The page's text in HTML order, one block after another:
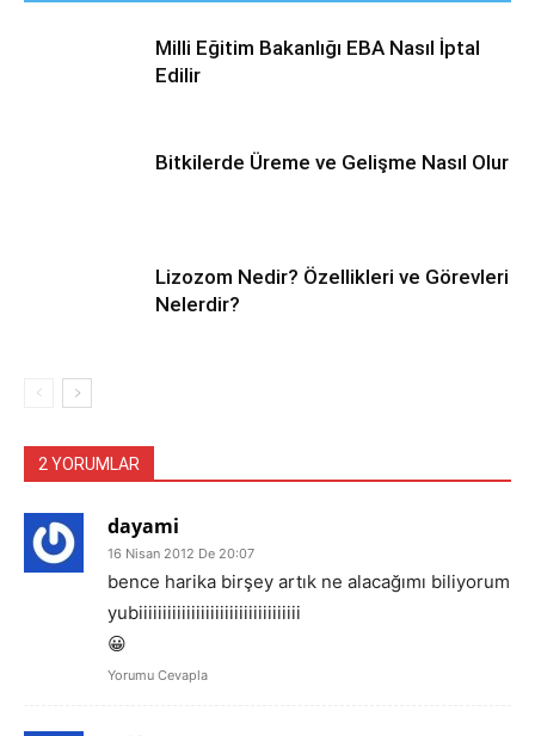
Milli Eğitim Bakanlığı EBA Nasıl İptal
Edilir
Bitkilerde Üreme ve Gelişme Nasıl Olur
Lizozom Nedir? Özellikleri ve Görevleri
Nelerdir?
2 YORUMLAR
dayami
16 Nisan 2012 De 20:07
bence harika birşey artık ne alacağımı biliyorum
yubiiiiiiiiiiiiiiiiiiiiiiiiiiiiiiiiii
😀
Yorumu Cevapla